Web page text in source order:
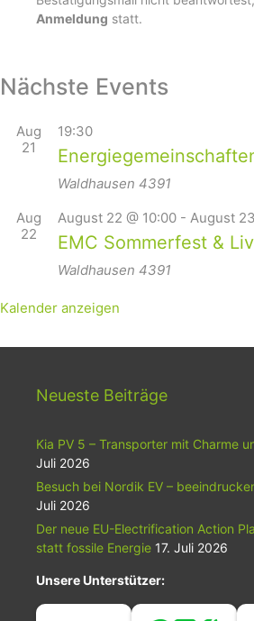
Anmeldung statt.
Nächste Events
Aug
21
19:30
Waldhausen 4391
Aug
22
August 22 @ 10:00 - August
EMC Sommerfest &
Waldhausen 4391
Kalender anzeigen
Neueste Beiträge
Kia PV 5 – Transporter mit Charme
Juli 2026
Besuch bei Nordik EV –
Juli 2026
Der neue EU-Electrification Action
statt fossile Energie 17. Juli 2026
Unsere Unterstützer: